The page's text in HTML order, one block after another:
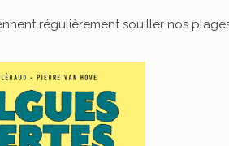
régulièrement souiller nos